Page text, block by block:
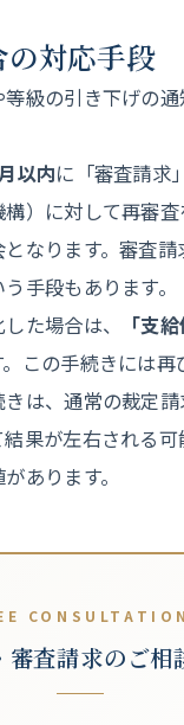
対応手段
級の引き下げの
以内に「審査請求
）に対して再審
なります。審査請
手段もあります。
た場合は、
「支
この手続きには再
は、通常の裁定請
果が左右される
あります。
CONSULTATION
審査請求のご相